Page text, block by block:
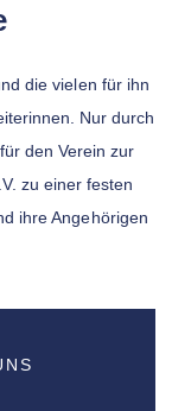
die vielen für ihn
Nur durch
den Verein zur
zu einer festen
ihre Angehörigen